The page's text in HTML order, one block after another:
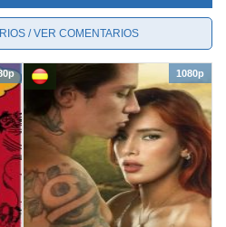
/ VER COMENTARIOS
1080p